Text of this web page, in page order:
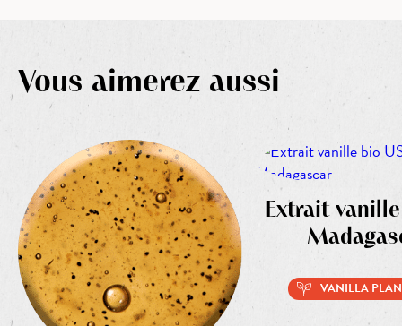
Vous aimerez aussi
Extrait
VANILLA